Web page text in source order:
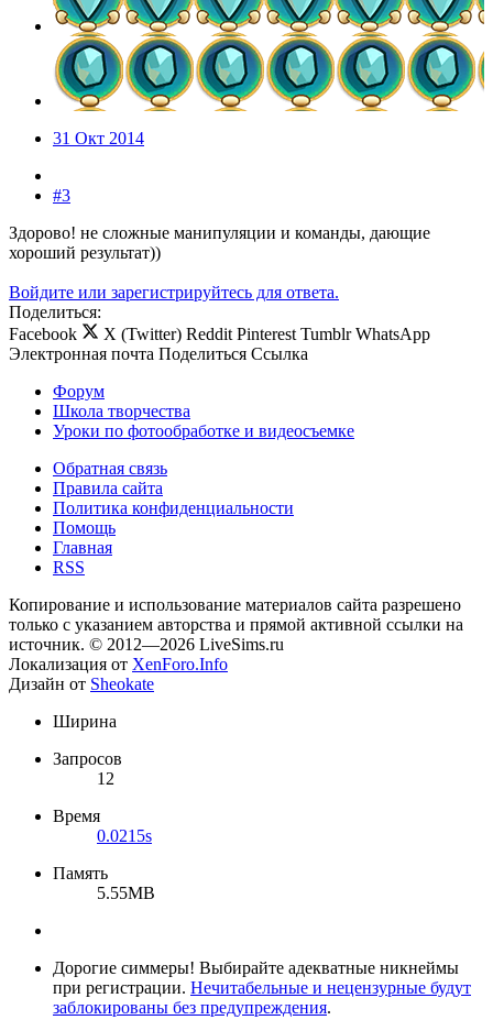
31 Окт 2014
#3
Здорово! не сложные манипуляции и команды, дающие
хороший результат))
Войдите или зарегистрируйтесь для ответа.
Поделиться:
Facebook
X (Twitter) Reddit Pinterest Tumblr WhatsApp
Электронная почта Поделиться Ссылка
Форум
Школа творчества
Уроки по фотообработке и видеосъемке
Обратная связь
Правила сайта
Политика конфиденциальности
Помощь
Главная
RSS
Копирование и использование материалов сайта разрешено
только с указанием авторства и прямой активной ссылки на
источник. © 2012—2026 LiveSims.ru
Локализация от XenForo.Info
Дизайн от Sheokate
Ширина
Запросов
12
Время
0.0215s
Память
5.55MB
Дорогие симмеры! Выбирайте адекватные никнеймы
при регистрации. Нечитабельные и нецензурные будут
заблокированы без предупреждения.